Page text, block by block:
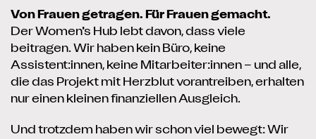
Von Frauen getragen. Für Frauen gemacht.
Der Women’s Hub lebt davon, dass viele
beitragen. Wir haben kein Büro, keine
Assistent:innen, keine Mitarbeiter:innen – und alle,
die das Projekt mit Herzblut vorantreiben, erhalten
nur einen kleinen finanziellen Ausgleich.
Und trotzdem haben wir schon viel bewegt: Wir